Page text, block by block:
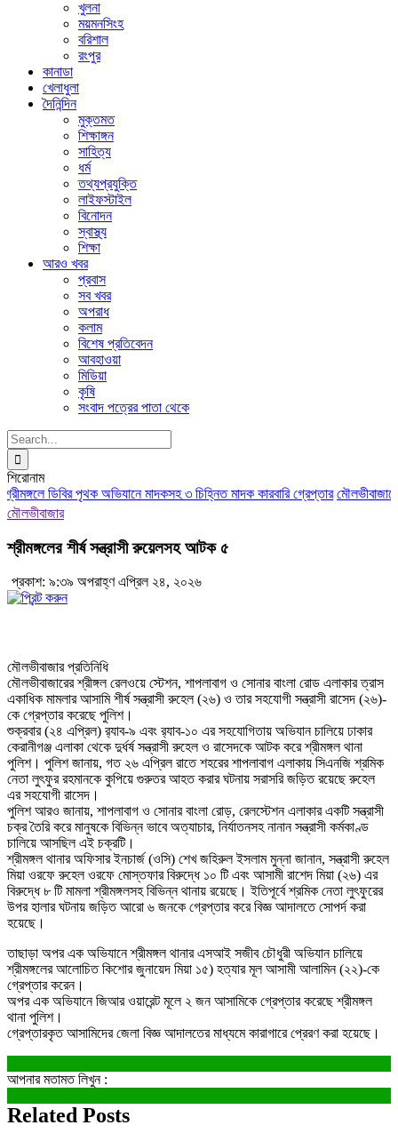
খুলনা
ময়মনসিংহ
বরিশাল
রংপুর
কানাডা
খেলাধুলা
দৈনিন্দিন
মুক্তমত
শিক্ষাঙ্গন
সাহিত্য
ধর্ম
তথ্যপ্রযুক্তি
লাইফস্টাইল
বিনোদন
স্বাস্থ্য
শিক্ষা
আরও খবর
প্রবাস
সব খবর
অপরাধ
কলাম
বিশেষ প্রতিবেদন
আবহাওয়া
মিডিয়া
কৃষি
সংবাদ পত্রের পাতা থেকে
Search
for:
শিরোনাম
ডিবির পৃথক অভিযানে মাদকসহ ৩ চিহ্নিত মাদক কারবারি গ্রেপ্তার মৌলভীবাজারে
মৌলভীবাজার
শ্রীমঙ্গলের শীর্ষ সন্ত্রাসী রুয়েলসহ আটক ৫
প্রকাশ: ৯:৩৯ অপরাহ্ণ এপ্রিল ২৪, ২০২৬
মৌলভীবাজার প্রতিনিধি
মৌলভীবাজারের শ্রীঙ্গল রেলওয়ে স্টেশন, শাপলাবাগ ও সোনার বাংলা রোড এলাকার ত্রাস
একাধিক মামলার আসামি শীর্ষ সন্ত্রাসী রুহেল (২৬) ও তার সহযোগী সন্ত্রাসী রাসেদ (২৬)-
কে গ্রেপ্তার করেছে পুলিশ।
শুক্রবার (২৪ এপ্রিল) র‌্যাব-৯ এবং র‌্যাব-১০ এর সহযোগিতায় অভিযান চালিয়ে ঢাকার
কেরানীগঞ্জ এলাকা থেকে দুর্ধর্ষ সন্ত্রাসী রুহেল ও রাসেদকে আটক করে শ্রীমঙ্গল থানা
পুলিশ। পুলিশ জানায়, গত ২৬ এপ্রিল রাতে শহরের শাপলাবাগ এলাকায় সিএনজি শ্রমিক
নেতা লুৎফুর রহমানকে কুপিয়ে গুরুতর আহত করার ঘটনায় সরাসরি জড়িত রয়েছে রুহেল
এর সহযোগী রাসেদ।
পুলিশ আরও জানায়, শাপলাবাগ ও সোনার বাংলা রোড়, রেলস্টেশন এলাকার একটি সন্ত্রাসী
চক্র তৈরি করে মানুষকে বিভিন্ন ভাবে অত্যাচার, নির্যাতনসহ নানান সন্ত্রাসী কর্মকাণ্ড
চালিয়ে আসছিল এই চক্রটি।
শ্রীমঙ্গল থানার অফিসার ইনচার্জ (ওসি) শেখ জহিরুল ইসলাম মুন্না জানান, সন্ত্রাসী রুহেল
মিয়া ওরফে রুহেল ওরফে মোস্তফার বিরুদ্ধে ১০ টি এবং আসামী রাশেদ মিয়া (২৬) এর
বিরুদ্ধে ৮ টি মামলা শ্রীমঙ্গলসহ বিভিন্ন থানায় রয়েছে। ইতিপূর্বে শ্রমিক নেতা লুৎফুরের
উপর হালার ঘটনায় জড়িত আরো ৬ জনকে গ্রেপ্তার করে বিজ্ঞ আদালতে সোপর্দ করা
হয়েছে।
তাছাড়া অপর এক অভিযানে শ্রীমঙ্গল থানার এসআই সজীব চৌধুরী অভিযান চালিয়ে
শ্রীমঙ্গলের আলোচিত কিশোর জুনায়েদ মিয়া ১৫) হত্যার মূল আসামী আলামিন (২২)-কে
গ্রেপ্তার করেন।
অপর এক অভিযানে জিআর ওয়ারেন্ট মূলে ২ জন আসামিকে গ্রেপ্তার করেছে শ্রীমঙ্গল
থানা পুলিশ।
গ্রেপ্তারকৃত আসামিদের জেলা বিজ্ঞ আদালতের মাধ্যমে কারাগারে প্রেরণ করা হয়েছে।
আপনার মতামত লিখুন :
Related Posts